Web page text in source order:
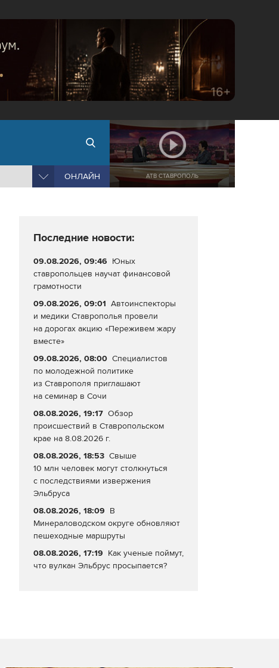
ОНЛАЙН АТВ СТАВРОПОЛЬ
Последние новости:
09.08.2026, 09:46 Юных
ставропольцев научат финансовой
грамотности
09.08.2026, 09:01 Автоинспекторы
и медики Ставрополья провели
на дорогах акцию «Переживем жару
вместе»
09.08.2026, 08:00 Специалистов
по молодежной политике
из Ставрополя приглашают
на семинар в Сочи
08.08.2026, 19:17 Обзор
происшествий в Ставропольском
крае на 8.08.2026 г.
08.08.2026, 18:53 Свыше
10 млн человек могут столкнуться
с последствиями извержения
Эльбруса
08.08.2026, 18:09 В
Минераловодском округе обновляют
пешеходные маршруты
08.08.2026, 17:19 Как ученые поймут,
что вулкан Эльбрус просыпается?